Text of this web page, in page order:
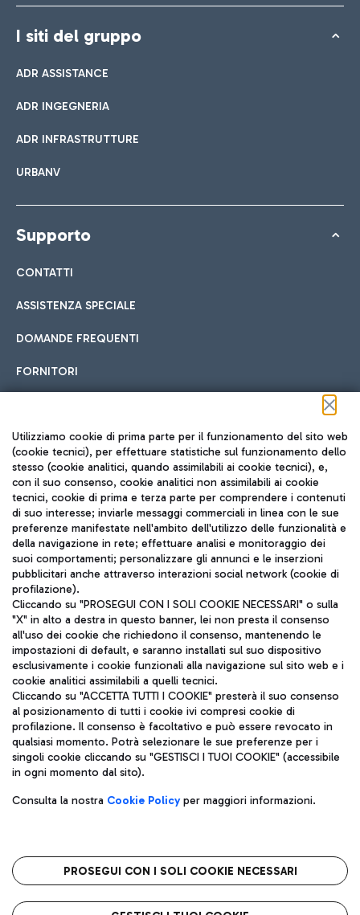
I siti del gruppo
ADR ASSISTANCE
ADR INGEGNERIA
ADR INFRASTRUTTURE
URBANV
Supporto
CONTATTI
ASSISTENZA SPECIALE
DOMANDE FREQUENTI
FORNITORI
Seguici sui social
TRAVEL JOURNAL
ITA
Aeroporti di Roma S.p.A. - Società soggetta a direzione e
coordinamento di Mundys S.p.A.
Codice fiscale e Registro delle Imprese di Roma 13032990155 P.
IVA 06572251004
Capitale sociale 62.224.743,00 int. vers.
Sede legale: Via Pier Paolo Racchetti 1 - 00054 Fiumicino (RM)
telefono +39 06 65951
Privacy policy
Note legali
Roma FCO
L'aeroporto stellato
Utilizziamo cookie di prima parte per il funzionamento del sito web
(cookie tecnici), per effettuare statistiche sul funzionamento dello
stesso (cookie analitici, quando assimilabili ai cookie tecnici), e,
con il suo consenso, cookie analitici non assimilabili ai cookie
tecnici, cookie di prima e terza parte per comprendere i contenuti
di suo interesse; inviarle messaggi commerciali in linea con le sue
preferenze manifestate nell'ambito dell'utilizzo delle funzionalità e
della navigazione in rete; effettuare analisi e monitoraggio dei
suoi comportamenti; personalizzare gli annunci e le inserzioni
pubblicitari anche attraverso interazioni social network (cookie di
profilazione).
Cliccando su "PROSEGUI CON I SOLI COOKIE NECESSARI" o sulla
"X" in alto a destra in questo banner, lei non presta il consenso
all'uso dei cookie che richiedono il consenso, mantenendo le
impostazioni di default, e saranno installati sul suo dispositivo
esclusivamente i cookie funzionali alla navigazione sul sito web e i
cookie analitici assimilabili a quelli tecnici.
Cliccando su "ACCETTA TUTTI I COOKIE" presterà il suo consenso
al posizionamento di tutti i cookie ivi compresi cookie di
profilazione. Il consenso è facoltativo e può essere revocato in
qualsiasi momento. Potrà selezionare le sue preferenze per i
singoli cookie cliccando su "GESTISCI I TUOI COOKIE" (accessibile
in ogni momento dal sito).
Consulta la nostra Cookie Policyper maggiori informazioni.
PROSEGUI CON I SOLI COOKIE NECESSARI